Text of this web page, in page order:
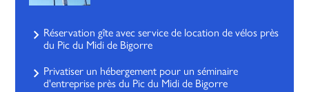
Réservation gîte avec service de location de vélos près
du Pic du Midi de Bigorre
Privatiser un hébergement pour un séminaire
d'entreprise près du Pic du Midi de Bigorre